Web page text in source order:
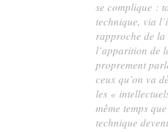
se complique :
technique, via
rapproche de la
l’apparition de
proprement
ceux qu’on va
les «
même temps
technique